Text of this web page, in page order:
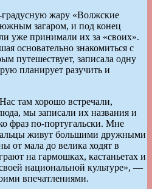
жару «Волжские
загаром, и под конец
уже принимали их за «своих».
основательно знакомиться с
путешествует, записала одну
планирует разучить и
там хорошо встречали,
мы записали их названия и
фраз по-португальски. Мне
живут большими дружными
от мала до велика ходят в
на гармошках, кастаньетах и
национальной культуре», —
впечатлениями.